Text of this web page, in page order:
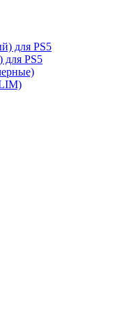
для PS5
для PS5